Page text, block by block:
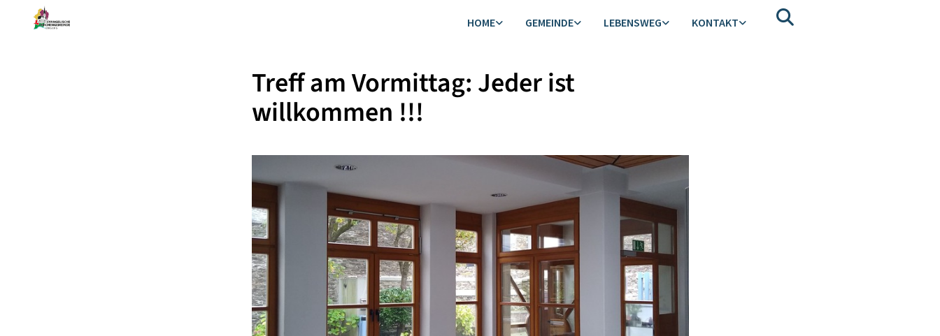
HOME GEMEINDE LEBENSWEG KONTAKT
Treff am Vormittag: Jeder ist
willkommen !!!